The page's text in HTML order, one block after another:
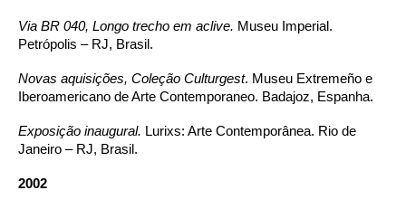
Via BR 040, Longo trecho em aclive. Museu Imperial.
Petrópolis – RJ, Brasil.
Novas aquisições, Coleção Culturgest. Museu Extremeño e
Iberoamericano de Arte Contemporaneo. Badajoz, Espanha.
Exposição inaugural. Lurixs: Arte Contemporânea. Rio de
Janeiro – RJ, Brasil.
2002